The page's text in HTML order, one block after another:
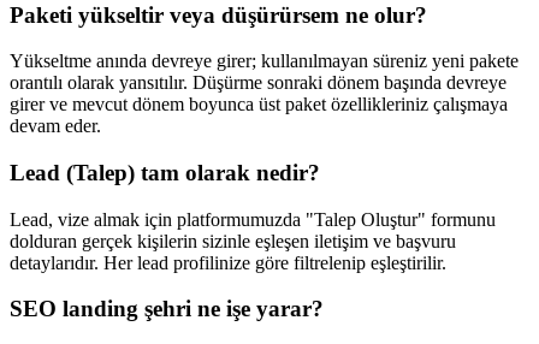
Paketi yükseltir veya düşürürsem ne olur?
Yükseltme anında devreye girer; kullanılmayan süreniz yeni pakete
orantılı olarak yansıtılır. Düşürme sonraki dönem başında devreye
girer ve mevcut dönem boyunca üst paket özellikleriniz çalışmaya
devam eder.
Lead (Talep) tam olarak nedir?
Lead, vize almak için platformumuzda "Talep Oluştur" formunu
dolduran gerçek kişilerin sizinle eşleşen iletişim ve başvuru
detaylarıdır. Her lead profilinize göre filtrelenip eşleştirilir.
SEO landing şehri ne işe yarar?